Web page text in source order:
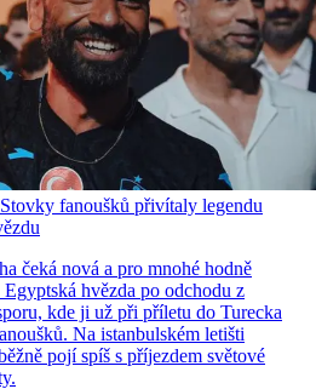
fanoušků přivítaly legendu
čeká nová a pro mnohé hodně
hvězda po odchodu z
kde ji už při příletu do Turecka
Na istanbulském letišti
pojí spíš s příjezdem světové